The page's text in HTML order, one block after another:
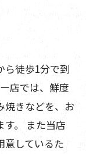
ら徒歩1分で到
店では、鮮度
焼きなどを、お
。 また当店
意しているた